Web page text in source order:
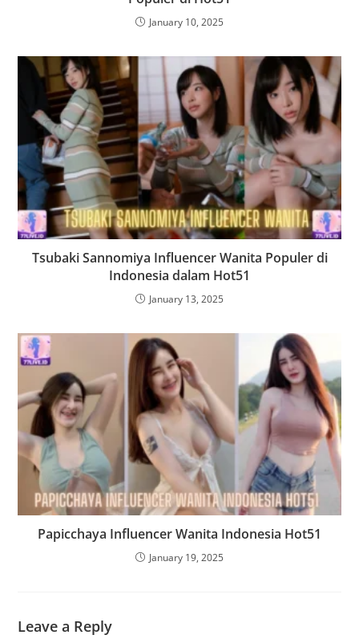
January 10, 2025
Tsubaki Sannomiya Influencer Wanita Populer di
Indonesia dalam Hot51
January 13, 2025
Papicchaya Influencer Wanita Indonesia Hot51
January 19, 2025
Leave a Reply